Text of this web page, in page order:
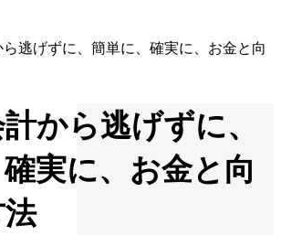
逃げずに、簡単に、確実に、お金と向
から逃げずに、
実に、お金と向